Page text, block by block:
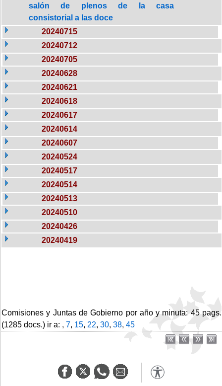
salón de plenos de la casa
consistorial a las doce
20240715
20240712
20240705
20240628
20240621
20240618
20240617
20240614
20240607
20240524
20240517
20240514
20240513
20240510
20240426
20240419
Comisiones y Juntas de Gobierno por año y minuta: 45 pags.
(1285 docs.) ir a: , 7, 15, 22, 30, 38, 45